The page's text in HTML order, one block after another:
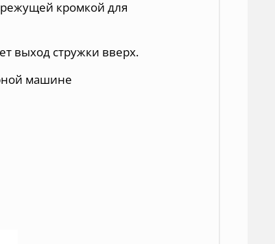
кромкой для
выход стружки вверх.
машине